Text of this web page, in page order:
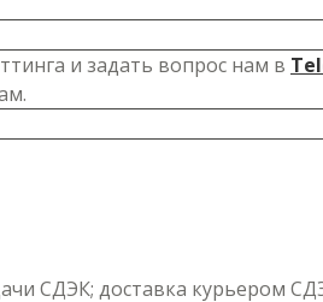
и задать вопрос нам в
СДЭК; доставка курьером